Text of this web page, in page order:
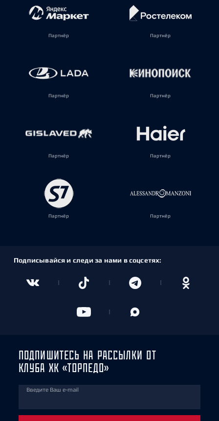
Партнёр Партнёр
Партнёр Партнёр
Партнёр Партнёр
Партнёр Партнёр
Подписывайся и следи за нами в соцсетях:
ПОДПИШИТЕСЬ НА РАССЫЛКИ ОТ
КЛУБА ХК «ТОРПЕДО»
Введите Ваш e-mail